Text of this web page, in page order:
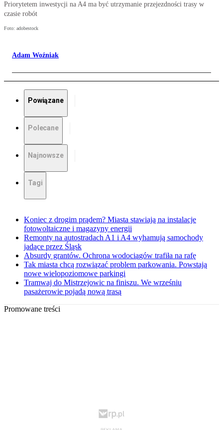
Priorytetem inwestycji na A4 ma być utrzymanie przejezdności trasy w
czasie robót
Foto: adobestock
Adam Woźniak
Powiązane
Polecane
Najnowsze
Tagi
Koniec z drogim prądem? Miasta stawiają na instalacje
fotowoltaiczne i magazyny energii
Remonty na autostradach A1 i A4 wyhamują samochody
jadące przez Śląsk
Absurdy grantów. Ochrona wodociągów trafiła na rafę
Tak miasta chcą rozwiązać problem parkowania. Powstają
nowe wielopoziomowe parkingi
Tramwaj do Mistrzejowic na finiszu. We wrześniu
pasażerowie pojadą nową trasą
Promowane treści